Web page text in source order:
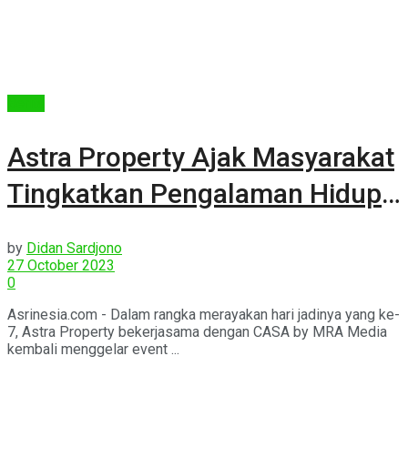
Astra Property Ajak Masyarakat
Tingkatkan Pengalaman Hidup
2023”
by Didan Sardjono
27 October 2023
0
Asrinesia.com - Dalam rangka merayakan hari jadinya yang ke-
7, Astra Property bekerjasama dengan CASA by MRA Media
kembali menggelar event ...